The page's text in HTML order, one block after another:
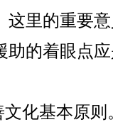
里的重要意
助的着眼点
化基本原